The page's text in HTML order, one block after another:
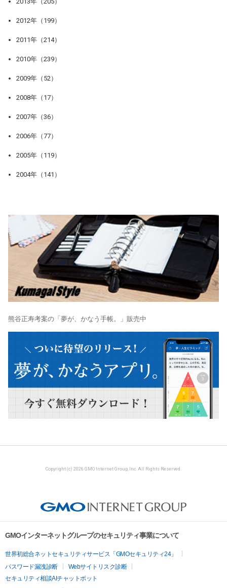
2012年（199）
2011年（214）
2010年（239）
2009年（52）
2008年（17）
2007年（36）
2006年（77）
2005年（119）
2004年（141）
熊谷正寿考案の「夢が、かなう手帳。」販売中
Copyright (c) 2026 GMO Internet Group, Inc. All Rights Reserved.
GMOインターネットグループのセキュリティ事業について
世界初総合ネットセキュリティサービス「GMOセキュリティ24」
パスワード漏洩診断
Webサイトリスク診断
セキュリティ相談AIチャットボット